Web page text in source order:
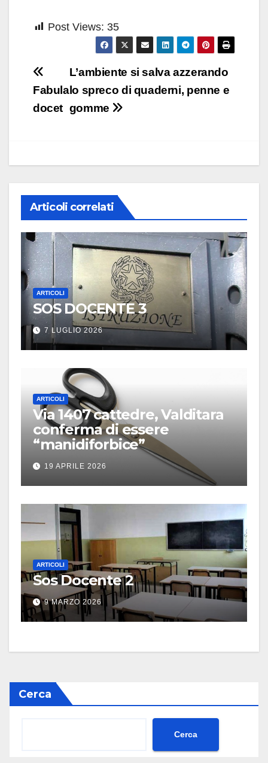
Post Views: 35
Navigazione
articoli
L’ambiente si salva azzerando
lo spreco di quaderni, penne e
gomme
Fabula
docet
Articoli correlati
ARTICOLI
SOS DOCENTE 3
7 LUGLIO 2026
ARTICOLI
Via 1407 cattedre, Valditara
conferma di essere
“manidiforbice”
19 APRILE 2026
ARTICOLI
Sos Docente 2
9 MARZO 2026
Cerca
Cerca